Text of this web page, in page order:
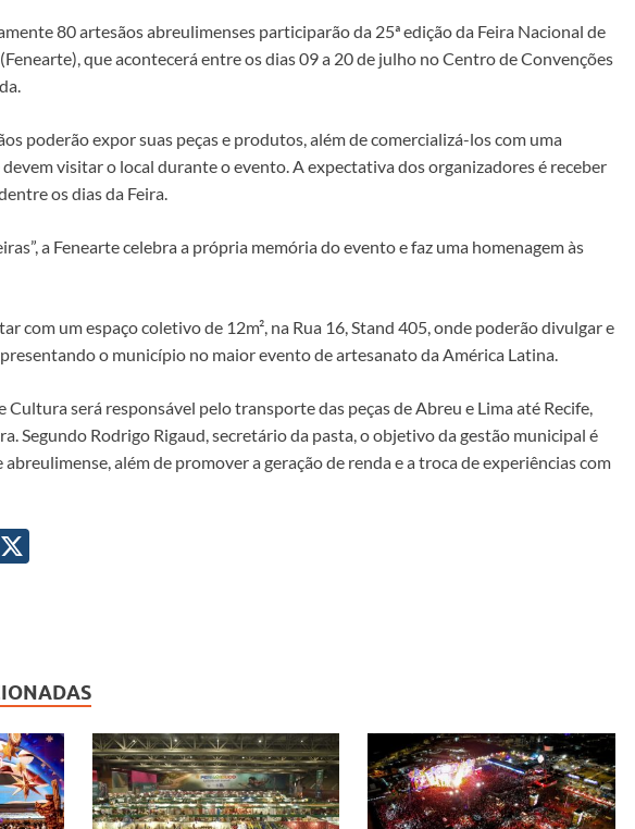
80 artesãos abreulimenses participarão da 25ª edição da Feira Nacional de
que acontecerá entre os dias 09 a 20 de julho no Centro de Convenções
poderão expor suas peças e produtos, além de comercializá-los com uma
visitar o local durante o evento. A expectativa dos organizadores é receber
os dias da Feira.
a Fenearte celebra a própria memória do evento e faz uma homenagem às
com um espaço coletivo de 12m², na Rua 16, Stand 405, onde poderão divulgar e
o município no maior evento de artesanato da América Latina.
Cultura será responsável pelo transporte das peças de Abreu e Lima até Recife,
Segundo Rodrigo Rigaud, secretário da pasta, o objetivo da gestão municipal é
além de promover a geração de renda e a troca de experiências com